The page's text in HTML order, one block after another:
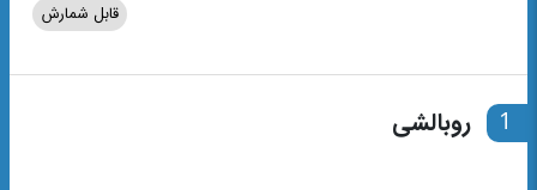
قابل شمارش
1 روبالشی